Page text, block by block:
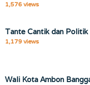
1,576 views
Tante Cantik dan Politik
1,179 views
Wali Kota Ambon